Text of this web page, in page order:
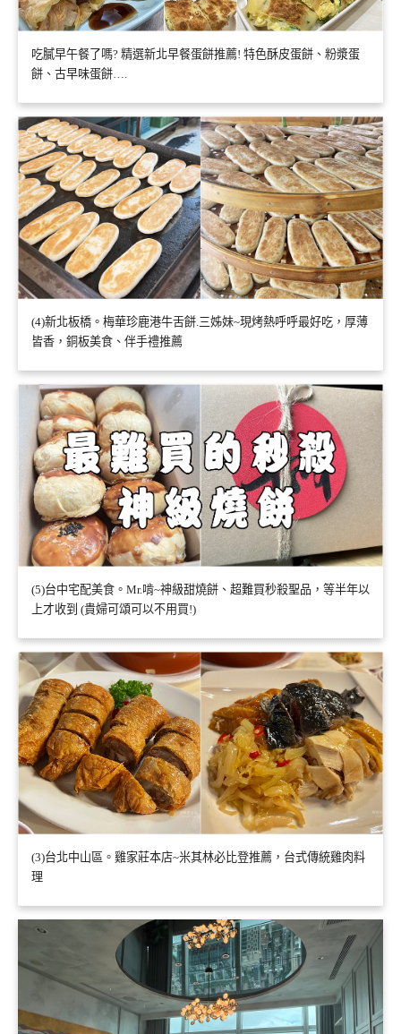
吃膩早午餐了嗎? 精選新北早餐蛋餅推薦! 特色酥皮蛋餅、粉漿蛋
餅、古早味蛋餅….
(4)新北板橋。梅華珍鹿港牛舌餅.三姊妹~現烤熱呼呼最好吃，厚薄
皆香，銅板美食、伴手禮推薦
(5)台中宅配美食。Mr.啃~神級甜燒餅、超難買秒殺聖品，等半年以
上才收到 (貴婦可頌可以不用買!)
(3)台北中山區。雞家莊本店~米其林必比登推薦，台式傳統雞肉料
理